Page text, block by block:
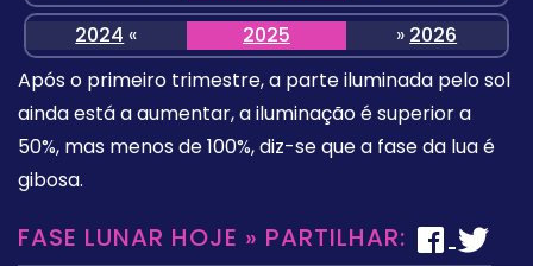
2024 « 2025 » 2026
Após o primeiro trimestre, a parte iluminada pelo sol
ainda está a aumentar, a iluminação é superior a
50%, mas menos de 100%, diz-se que a fase da lua é
gibosa.
FASE LUNAR HOJE » PARTILHAR: